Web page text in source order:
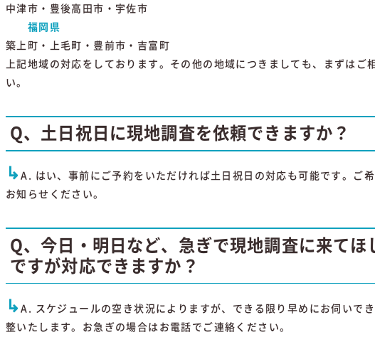
中津市・豊後高田市・宇佐市
福岡県
築上町・上毛町・豊前市・吉富町
上記地域の対応をしております。その他の地域につきましても、まずはご
い。
Q、土日祝日に現地調査を依頼できますか？
↳A. はい、事前にご予約をいただければ土日祝日の対応も可能です。ご
お知らせください。
Q、今日・明日など、急ぎで現地調査に来てほ
ですが対応できますか？
↳A. スケジュールの空き状況によりますが、できる限り早めにお伺いで
整いたします。お急ぎの場合はお電話でご連絡ください。